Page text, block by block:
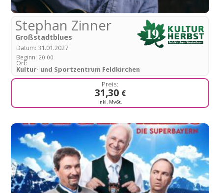
Stephan Zinner
Großstadtblues
Datum: 31.01.2027
Beginn: 20:00
Ort:
Kultur- und Sportzentrum Feldkirchen
31,30 €
inkl. MwSt.